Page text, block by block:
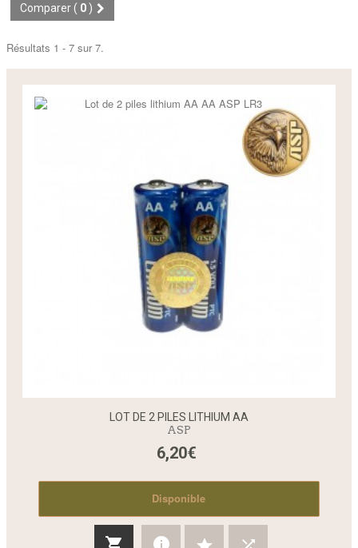
Comparer ( 0 )
Résultats 1 - 7 sur 7.
LOT DE 2 PILES LITHIUM AA
ASP
6,20€
Disponible